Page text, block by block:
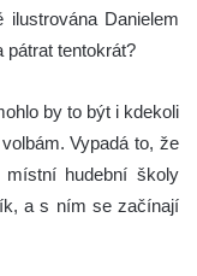
Danielem
pátrat tentokrát?
by to být i kdekoli
Vypadá to, že
hudební školy
a s ním se začínají